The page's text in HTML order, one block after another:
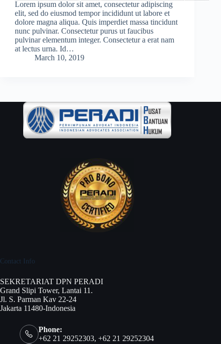
Lorem ipsum dolor sit amet, consectetur adipiscing
elit, sed do eiusmod tempor incididunt ut labore et
dolore magna aliqua. Quis imperdiet massa tincidunt
nunc pulvinar. Consectetur purus ut faucibus
pulvinar elementum integer. Consectetur a erat nam
at lectus urna. Id…
March 10, 2019
Contact Info
SEKRETARIAT DPN PERADI
Grand Slipi Tower, Lantai 11.
Jl. S. Parman Kav 22-24
Jakarta 11480-Indonesia
Phone:
+62 21 29252303, +62 21 29252304